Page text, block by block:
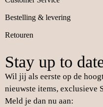
Bestelling & levering
Retouren
Stay up to
Wil jij als eerste op de
nieuwste items, exclusieve
Meld je dan nu aan: